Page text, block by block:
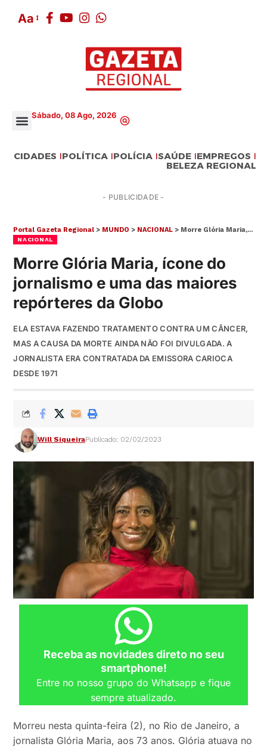
Aa
Sábado, 08 Ago, 2026
CIDADES POLÍTICA POLÍCIA SAÚDE EMPREGOS
BELEZA REGIONAL
- PUBLICIDADE -
Portal Gazeta Regional > MUNDO > NACIONAL > Morre Glória Maria, ícone do jornalismo e uma das maiores repórteres da Globo
NACIONAL
Morre Glória Maria, ícone do
jornalismo e uma das maiores
repórteres da Globo
ELA ESTAVA FAZENDO TRATAMENTO CONTRA UM CÂNCER,
MAS A CAUSA DA MORTE AINDA NÃO FOI DIVULGADA. A
JORNALISTA ERA CONTRATADA DA EMISSORA CARIOCA
DESDE 1971
Will SiqueiraPublicado: 02/02/2023
Receba as novidades direto no seu
smartphone!
Entre no nosso grupo do Whatsapp e fique
sempre atualizado.
Morreu nesta quinta-feira (2), no Rio de Janeiro, a
jornalista Glória Maria, aos 73 anos. Glória atuava no